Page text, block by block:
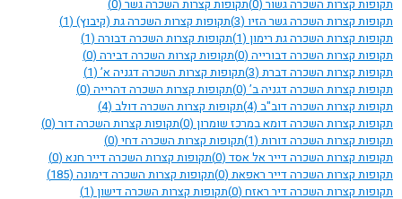
תקופות קצרות השכרה גשור (0) תקופות קצרות השכרה גשר (0)
תקופות קצרות השכרה גשר הזיו (3) תקופות קצרות השכרה גת (קיבוץ) (1)
תקופות קצרות השכרה גת רימון (1) תקופות קצרות השכרה דבורה (1)
תקופות קצרות השכרה דבורייה (0) תקופות קצרות השכרה דבירה (0)
תקופות קצרות השכרה דברת (3) תקופות קצרות השכרה דגניה א’ (1)
תקופות קצרות השכרה דגניה ב’ (0) תקופות קצרות השכרה דהרייה (0)
תקופות קצרות השכרה דוב"ב (4) תקופות קצרות השכרה דולב (4)
תקופות קצרות השכרה דומא במרכז שומרון (0) תקופות קצרות השכרה דור (0)
תקופות קצרות השכרה דורות (1) תקופות קצרות השכרה דחי (0)
תקופות קצרות השכרה דייר אל אסד (0) תקופות קצרות השכרה דייר חנא (0)
תקופות קצרות השכרה דייר ראפאת (0) תקופות קצרות השכרה דימונה (185)
תקופות קצרות השכרה דיר ראזח (0) תקופות קצרות השכרה דישון (1)